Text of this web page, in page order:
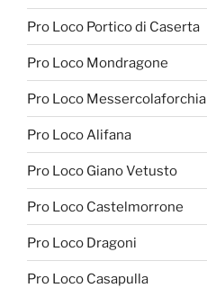
Pro Loco Portico di Caserta
Pro Loco Mondragone
Pro Loco Messercolaforchia
Pro Loco Alifana
Pro Loco Giano Vetusto
Pro Loco Castelmorrone
Pro Loco Dragoni
Pro Loco Casapulla